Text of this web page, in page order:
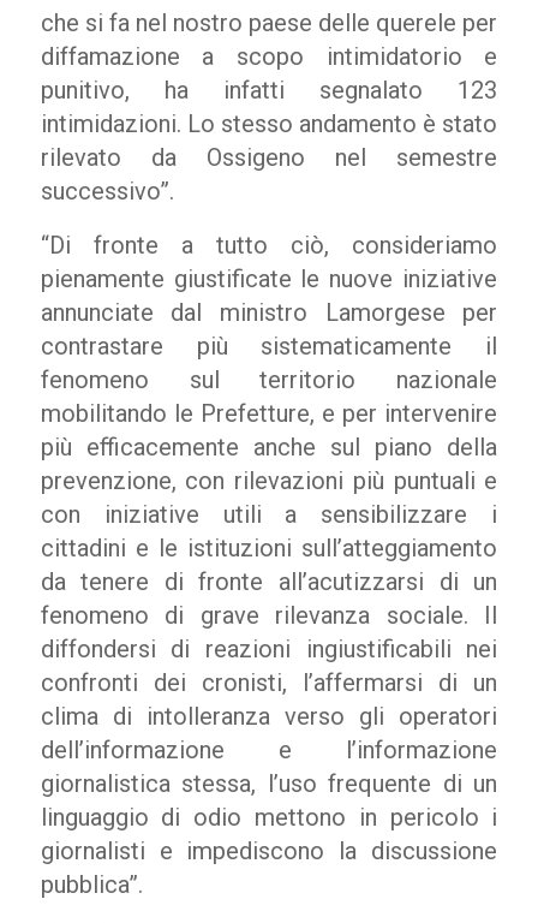
che si fa nel nostro paese delle querele per
diffamazione a scopo intimidatorio e
punitivo, ha infatti segnalato 123
intimidazioni. Lo stesso andamento è stato
rilevato da Ossigeno nel semestre
successivo”.
“Di fronte a tutto ciò, consideriamo
pienamente giustificate le nuove iniziative
annunciate dal ministro Lamorgese per
contrastare più sistematicamente il
fenomeno sul territorio nazionale
mobilitando le Prefetture, e per intervenire
più efficacemente anche sul piano della
prevenzione, con rilevazioni più puntuali e
con iniziative utili a sensibilizzare i
cittadini e le istituzioni sull’atteggiamento
da tenere di fronte all’acutizzarsi di un
fenomeno di grave rilevanza sociale. Il
diffondersi di reazioni ingiustificabili nei
confronti dei cronisti, l’affermarsi di un
clima di intolleranza verso gli operatori
dell’informazione e l’informazione
giornalistica stessa, l’uso frequente di un
linguaggio di odio mettono in pericolo i
giornalisti e impediscono la discussione
pubblica”.